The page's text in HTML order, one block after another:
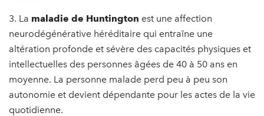
3. La maladie de Huntington est une affection
neurodégénérative héréditaire qui entraîne une
altération profonde et sévère des capacités physiques et
intellectuelles des personnes âgées de 40 à 50 ans en
moyenne. La personne malade perd peu à peu son
autonomie et devient dépendante pour les actes de la vie
quotidienne.